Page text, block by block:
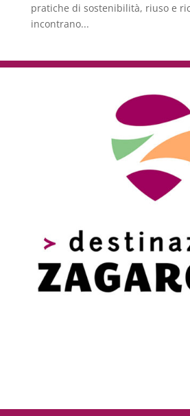
pratiche di sostenibilità, riuso e
incontrano...